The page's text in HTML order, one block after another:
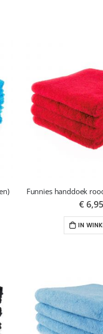
Funnies handdoek
€ 6,95
IN